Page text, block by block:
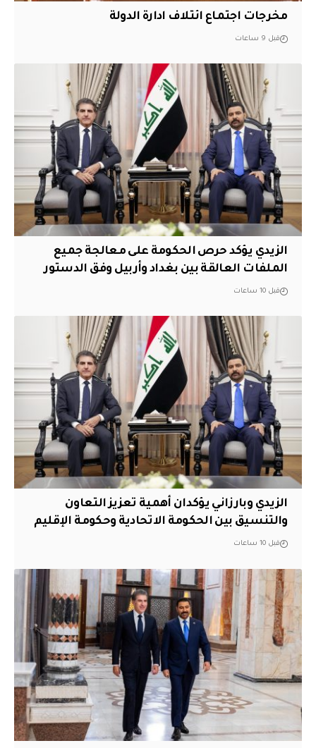
مخرجات اجتماع ائتلاف ادارة الدولة
قبل 9 ساعات
الزيدي يؤكد حرص الحكومة على معالجة جميع
الملفات العالقة بين بغداد وأربيل وفق الدستور
قبل 10 ساعات
الزيدي وبارزاني يؤكدان أهمية تعزيز التعاون
والتنسيق بين الحكومة الاتحادية وحكومة الإقليم
قبل 10 ساعات